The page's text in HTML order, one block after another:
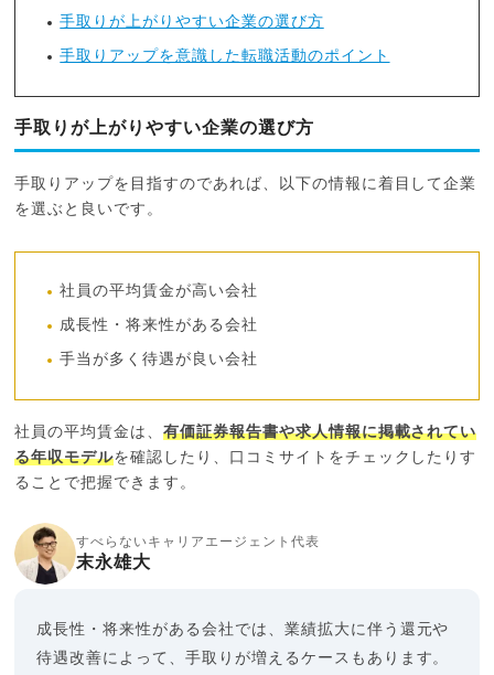
手取りが上がりやすい企業の選び方
手取りアップを意識した転職活動のポイント
手取りが上がりやすい企業の選び方
手取りアップを目指すのであれば、以下の情報に着目して企業
を選ぶと良いです。
社員の平均賃金が高い会社
成長性・将来性がある会社
手当が多く待遇が良い会社
社員の平均賃金は、有価証券報告書や求人情報に掲載されてい
る年収モデルを確認したり、口コミサイトをチェックしたりす
ることで把握できます。
すべらないキャリアエージェント代表
末永雄大
成長性・将来性がある会社では、業績拡大に伴う還元や
待遇改善によって、手取りが増えるケースもあります。